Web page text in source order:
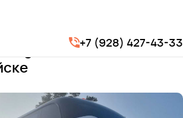
+7 (928) 427-43-33
Yutong 6122
6122 с водителем в